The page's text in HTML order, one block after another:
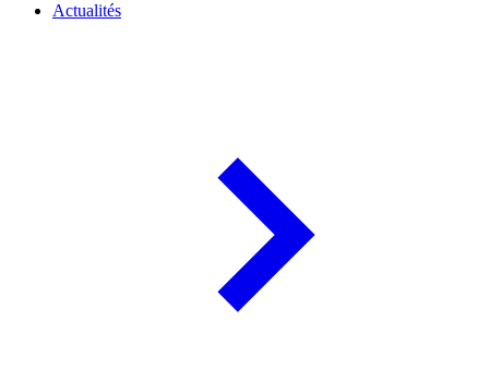
Actualités